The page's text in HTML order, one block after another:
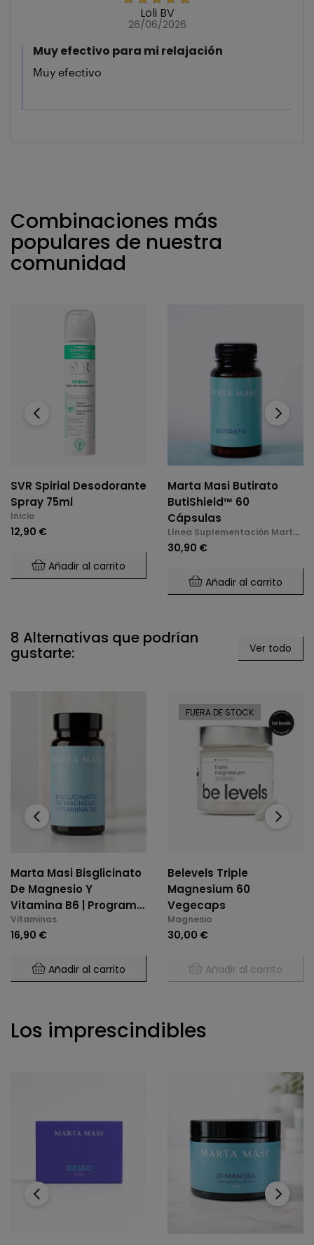
Loli BV
26/06/2026
Muy efectivo para mi relajación
Muy efectivo
Combinaciones más
populares de nuestra
comunidad
SVR Spirial Desodorante
Spray 75ml
Inicio
12,90 €
Añadir al carrito
Marta Masi Butirato
ButiShield™ 60
Cápsulas
Línea Suplementación Marta
Masi
30,90 €
Añadir al carrito
‹ ›
8 Alternativas que podrían
gustarte: Ver todo
Marta Masi Bisglicinato
De Magnesio Y
Vitamina B6 | Programa
De Inicio (60 Cáps.)
Vitaminas
16,90 €
Añadir al carrito
FUERA DE STOCK
Belevels Triple
Magnesium 60
Vegecaps
Magnesio
30,00 €
Añadir al carrito
‹ ›
Los imprescindibles
‹ ›